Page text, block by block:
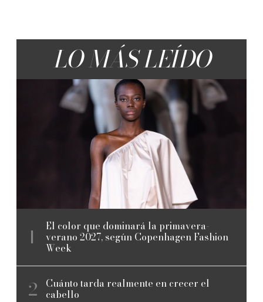
LO MÁS LEÍDO
El color que dominará la primavera-
verano 2027, según Copenhagen Fashion
Week
Cuánto tarda realmente en crecer el
cabello